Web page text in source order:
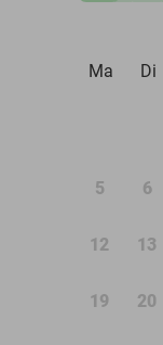
Ma
Di
5 6
12 13
19 20